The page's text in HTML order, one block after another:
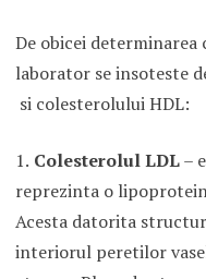
De obicei
laborator se insoteste
si colesterolului HDL:
1. Colesterolul LDL–
reprezinta o
Acesta datorita
interiorul peretilor